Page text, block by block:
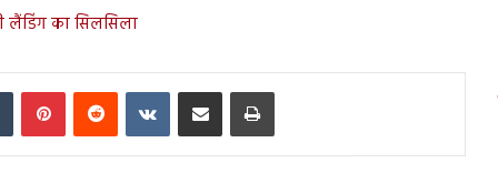
लैंडिंग का सिलसिला
Tumblr PinterestReddit VKontakteShare via Email Print